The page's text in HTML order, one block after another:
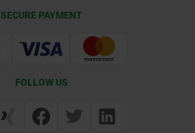
SECURE PAYMENT
FOLLOW US